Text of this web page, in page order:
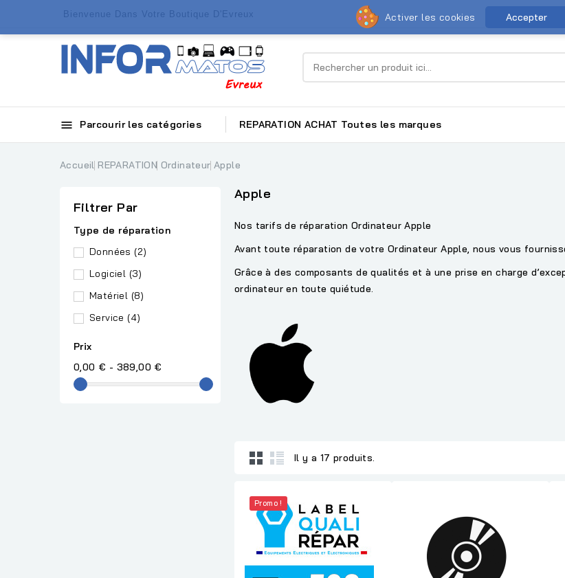
Bienvenue Dans Votre Boutique D'Evreux
 Parcourir les catégories REPARATION ACHAT Toutes les marques
Accueil REPARATION Ordinateur Apple
Filtrer Par
Type de réparation
Données (2)
Logiciel (3)
Matériel (8)
Service (4)
Prix
0,00 € - 389,00 €
Apple
Nos tarifs de réparation Ordinateur Apple
Avant toute réparation de votre Ordinateur Apple, nous vous
Grâce à des composants de qualités et à une prise en charge
ordinateur en toute quiétude.
Il y a 17 produits.
Promo !
Activer les cookies Accepter